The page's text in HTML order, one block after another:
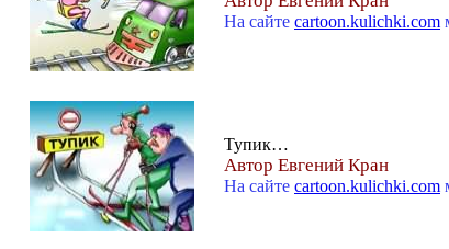
На сайте cartoon.kulichki.com
Тупик…
Автор Евгений Кран
На сайте cartoon.kulichki.com